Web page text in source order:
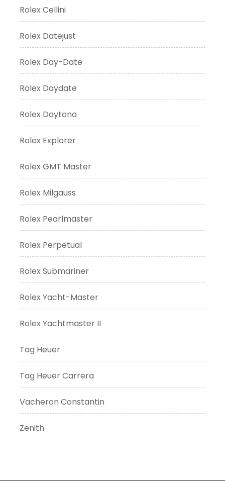
Rolex Cellini
Rolex Datejust
Rolex Day-Date
Rolex Daydate
Rolex Daytona
Rolex Explorer
Rolex GMT Master
Rolex Milgauss
Rolex Pearlmaster
Rolex Perpetual
Rolex Submariner
Rolex Yacht-Master
Rolex Yachtmaster II
Tag Heuer
Tag Heuer Carrera
Vacheron Constantin
Zenith